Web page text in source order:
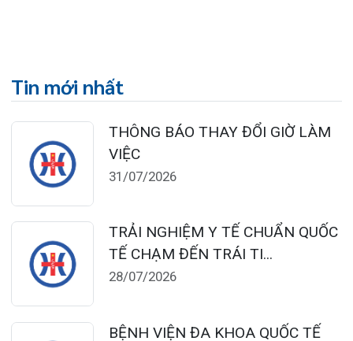
124 Nguyễn Đức Cảnh, Cát Dài Q Lê
Chân, Hải Phòng
dakhoaquocte.hih@gmail.com
Lịch làm việc:
Khoa Khám bệnh theo yêu cầu:
Thứ 2 – Thứ 6: 06:00 – 20:00